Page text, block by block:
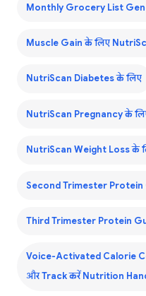
Monthly Grocery List
Muscle Gain के लिए
NutriScan Diabetes के लिए
NutriScan Pregnancy के
NutriScan Weight Loss के
Second Trimester Protein
Third Trimester Protein
Voice-Activated Calorie
और Track करें Nutrition